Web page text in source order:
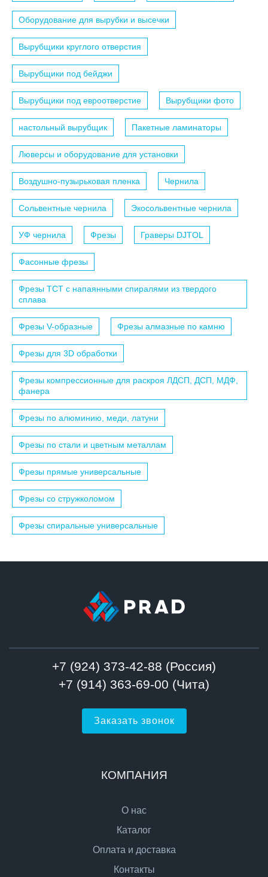
Оборудование для вырубки и высечки
Вырубщики круглого отверстия
Вырубщики под бейджи
Вырубщики под евроотверстие Вырубщики фото
настольный вырубщик Пакетные ламинаторы
Люверсы и оборудование для установки
Воздушно-пузырьковая пленка Чернила
Сольвентные чернила Экосольвентные чернила
УФ чернила Фрезы Граверы DJTOL
Фасонные фрезы
Фрезы TCT с напаянными спиралями из твердого
сплава
Фрезы V-образные Фрезы алмазные по камню
Фрезы для 3D обработки
Фрезы компрессионные для раскроя ЛДСП, ДСП, МДФ,
фанера
Фрезы по алюминию, меди, латуни
Фрезы по стали и цветным металлам
Фрезы прямые универсальные
Фрезы со стружколомом
Фрезы спиральные универсальные
+7 (924) 373-42-88 (Россия)
+7 (914) 363-69-00 (Чита)
Заказать звонок
КОМПАНИЯ
О нас
Каталог
Оплата и доставка
Контакты